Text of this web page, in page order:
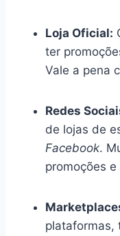
Loja Oficial:
ter
Vale a pena
Redes
de lojas de
Facebook.
promoções
plataformas,